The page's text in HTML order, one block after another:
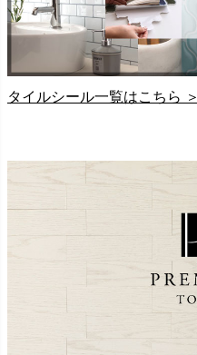
タイルシール一覧はこちら ＞